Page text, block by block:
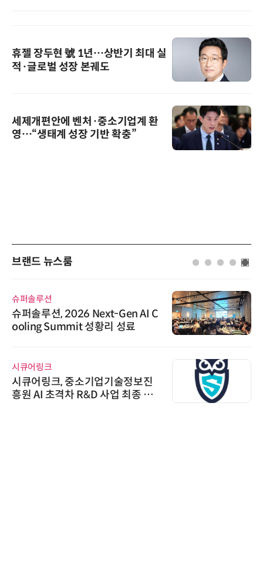
휴젤 장두현 號 1년…상반기 최대 실
적·글로벌 성장 본궤도
세제개편안에 벤처·중소기업계 환
영…“생태계 성장 기반 확충”
브랜드 뉴스룸
슈퍼솔루션
슈퍼솔루션, 2026 Next-Gen AI C
ooling Summit 성황리 성료
시큐어링크
시큐어링크, 중소기업기술정보진
흥원 AI 초격차 R&D 사업 최종 선